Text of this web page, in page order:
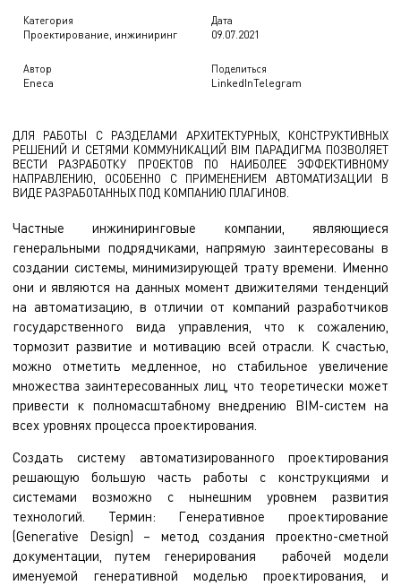
Категория
Проектирование, инжиниринг
Дата
09.07.2021
Автор
Eneca
Поделиться
LinkedInTelegram
ДЛЯ РАБОТЫ С РАЗДЕЛАМИ АРХИТЕКТУРНЫХ, КОНСТРУКТИВНЫХ
РЕШЕНИЙ И СЕТЯМИ КОММУНИКАЦИЙ BIM ПАРАДИГМА ПОЗВОЛЯЕТ
ВЕСТИ РАЗРАБОТКУ ПРОЕКТОВ ПО НАИБОЛЕЕ ЭФФЕКТИВНОМУ
НАПРАВЛЕНИЮ, ОСОБЕННО С ПРИМЕНЕНИЕМ АВТОМАТИЗАЦИИ В
ВИДЕ РАЗРАБОТАННЫХ ПОД КОМПАНИЮ ПЛАГИНОВ.
Частные инжиниринговые компании, являющиеся
генеральными подрядчиками, напрямую заинтересованы в
создании системы, минимизирующей трату времени. Именно
они и являются на данных момент движителями тенденций
на автоматизацию, в отличии от компаний разработчиков
государственного вида управления, что к сожалению,
тормозит развитие и мотивацию всей отрасли. К счастью,
можно отметить медленное, но стабильное увеличение
множества заинтересованных лиц, что теоретически может
привести к полномасштабному внедрению BIM-систем на
всех уровнях процесса проектирования.
Создать систему автоматизированного проектирования
решающую большую часть работы с конструкциями и
системами возможно с нынешним уровнем развития
технологий. Термин: Генеративное проектирование
(Generative Design) – метод создания проектно-сметной
документации, путем генерирования рабочей модели
именуемой генеративной моделью проектирования, и